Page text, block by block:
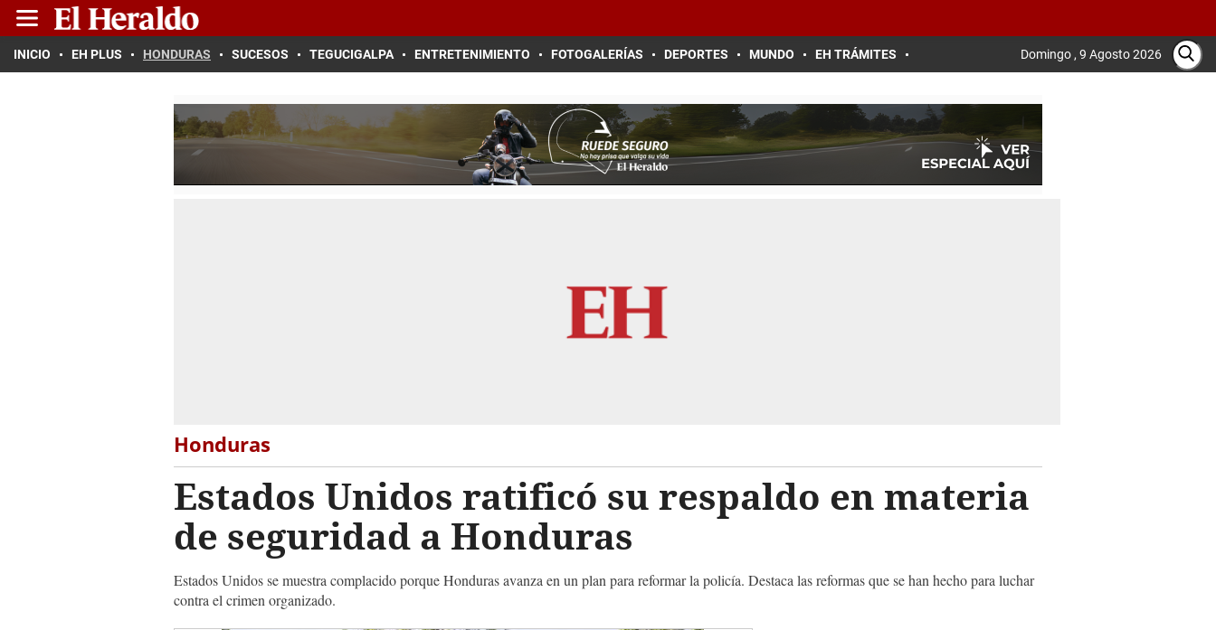
INICIO EH PLUS HONDURAS SUCESOS TEGUCIGALPA ENTRETENIMIENTO FOTOGALERÍAS DEPORTES MUNDO EH TRÁMITES Domingo , 9 Agosto 2026
Honduras
Estados Unidos ratificó su respaldo en materia
de seguridad a Honduras
Estados Unidos se muestra complacido porque Honduras avanza en un plan para reformar la policía. Destaca las reformas que se han hecho para luchar
contra el crimen organizado.